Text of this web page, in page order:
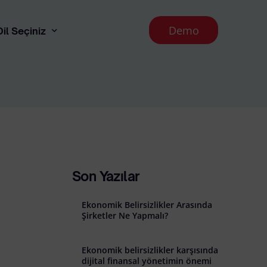
Seçiniz Demo
Son Yazılar
Ekonomik Belirsizlikler Arasında
Şirketler Ne Yapmalı?
Ekonomik belirsizlikler karşısında
dijital finansal yönetimin önemi